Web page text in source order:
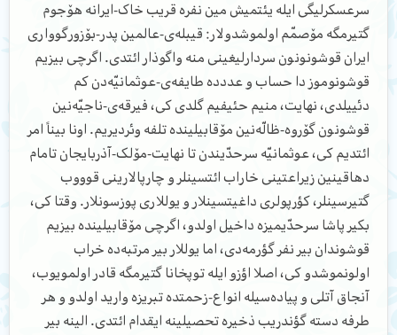
سرعسکرلیگی ایله یئتمیش مین نفره قریب خاک-ایرانه هۆجوم
گتیرمگه مۆصمّم اولموشدولار: قیبله‌ی-عالمین پدر-بۆزورگوواری
ایران قوشونونون سردارلیغینی منه واگوذار ائتدی. اگرچی بیزیم
قوشونوموز دا حساب و عددده طایفه‌ی-عوثمانیّه‌دن کم
دئییلدی، نهایت، منیم حئیفیم گلدی کی، فیرقه‌ی-ناجیّه‌نین
قوشونون گۆروه-ظالّه‌نین مۆقابیلینده تلفه وئردیریم. اونا بیناً امر
ائتدیم کی، عوثمانیّه سرحدّیندن تا نهایت-مۆلک-آذربایجان تامام
دهاقینین زیراعتینی خاراب ائتسینلر و چارپالارینی قوووب
گتیرسینلر، کؤرپولری داغیتسینلار و یوللاری پوزسونلار. وقتا کی،
بکیر پاشا سرحدّیمیزه داخیل اولدو، اگرچی مۆقابیلینده بیزیم
قوشوندان بیر نفر گؤرمه‌دی، اما یوللار بیر مرتبه‌ده خراب
اولونموشدو کی، اصلا اؤزو ایله توپخانا گتیرمگه قادر اولمویوب،
آنجاق آتلی و پیاده‌سیله انواع-زحمتده تبریزه وارید اولدو و هر
طرفه دسته گؤندریب ذخیره تحصیلینه ایقدام ائتدی. الینه بیر